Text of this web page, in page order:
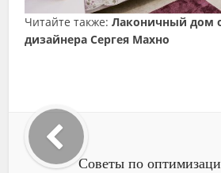
Читайте также:Лаконичный дом
дизайнера Сергея Махно
Советы по